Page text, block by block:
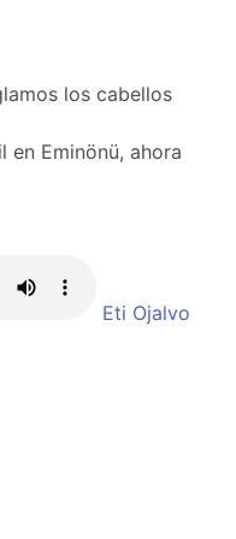
los cabellos
en Eminönü, ahora
Eti Ojalvo